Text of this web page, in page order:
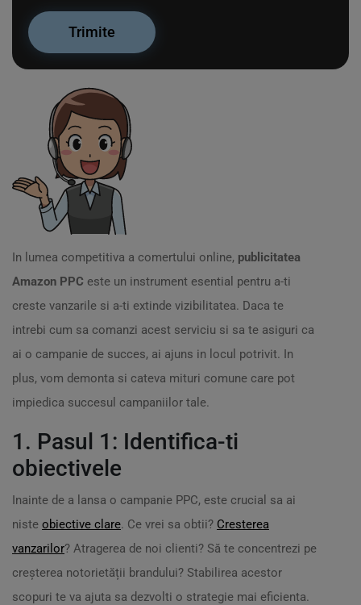
In lumea competitiva a comertului online, publicitatea
Amazon PPC este un instrument esential pentru a-ti
creste vanzarile si a-ti extinde vizibilitatea. Daca te
intrebi cum sa comanzi acest serviciu si sa te asiguri ca
ai o campanie de succes, ai ajuns in locul potrivit. In
plus, vom demonta si cateva mituri comune care pot
impiedica succesul campaniilor tale.
1. Pasul 1: Identifica-ti
obiectivele
Inainte de a lansa o campanie PPC, este crucial sa ai
niste obiective clare. Ce vrei sa obtii? Cresterea
vanzarilor? Atragerea de noi clienti? Să te concentrezi pe
creșterea notorietății brandului? Stabilirea acestor
scopuri te va ajuta sa dezvolti o strategie mai eficienta.